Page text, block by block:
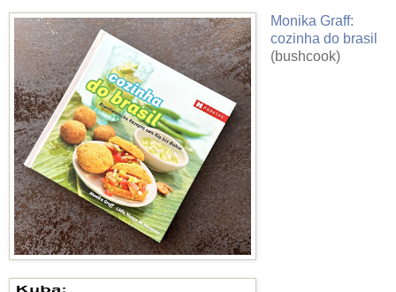
Monika Graff:
cozinha do brasil
(bushcook)